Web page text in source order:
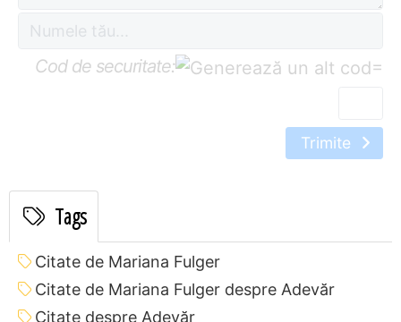
Cod de securitate: =
Trimite
Tags
Citate de Mariana Fulger
Citate de Mariana Fulger despre Adevăr
Citate despre Adevăr